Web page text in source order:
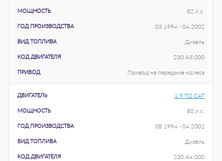
МОЩНОСТЬ 82 л.с.
ГОД ПРОИЗВОДСТВА 03.1994 - 04.2002
ВИД ТОПЛИВА Дизель
КОД ДВИГАТЕЛЯ 230 A3.000
ПРИВОД Привод на передние колеса
ДВИГАТЕЛЬ 1.9 TD CAT
МОЩНОСТЬ 80 л.с.
ГОД ПРОИЗВОДСТВА 08.1994 - 04.2002
ВИД ТОПЛИВА Дизель
КОД ДВИГАТЕЛЯ 230 A4.000